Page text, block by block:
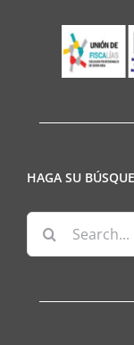
HAGA SU
Search
for: